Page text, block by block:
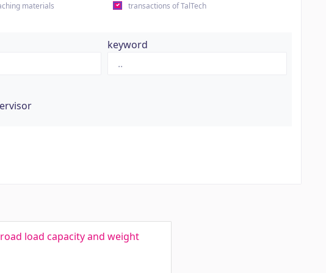
materials
transactions of TalTech
keyword
load capacity and weight